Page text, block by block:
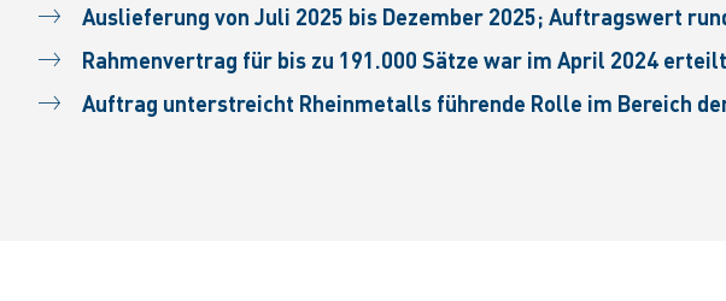
Auslieferung von Juli 2025 bis Dezember 2025; Auftragswert
Rahmenvertrag für bis zu 191.000 Sätze war im April 2024 erteilt
Auftrag unterstreicht Rheinmetalls führende Rolle im Bereich